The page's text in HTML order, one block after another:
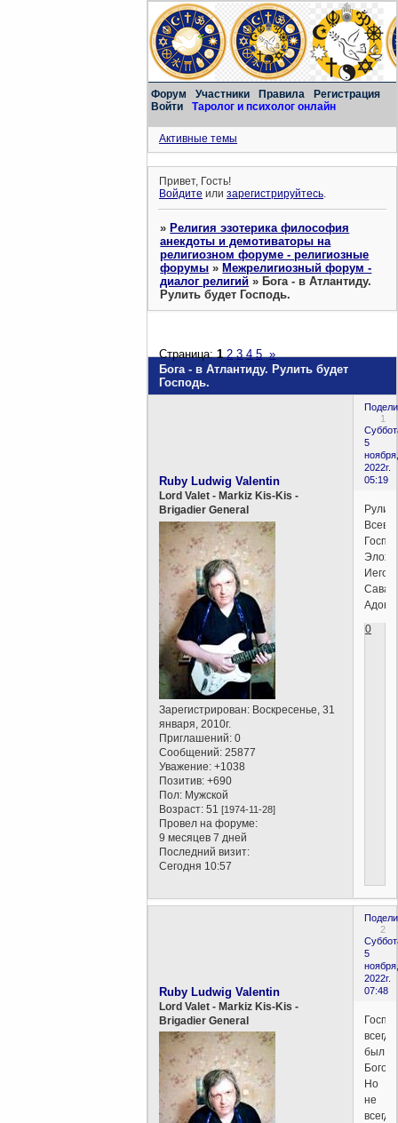
Форум Участники Правила
Регистрация
Войти
Таролог и психолог онлайн
Активные темы
Привет, Гость!
Войдите илизарегистрируйтесь.
»Религия эзотерика философия
анекдоты и демотиваторы на
религиозном форуме - религиозные
форумы »Межрелигиозный форум -
диалог религий »Бога - в Атлантиду.
Рулить будет Господь.
Бога - в Атлантиду. Рулить будет
Господь.
Страница:1 2 3 4 5 »
1
5
ноября,
2022г.
05:19
Ruby Ludwig Valentin
Lord Valet - Markiz Kis-Kis -
Brigadier General
Зарегистрирован: Воскресенье, 31
января, 2010г.
Приглашений: 0
Сообщений: 25877
Уважение: +1038
Позитив: +690
Пол: Мужской
Возраст: 51[1974-11-28]
Провел на форуме:
9 месяцев 7 дней
Последний визит:
Сегодня 10:57
Рулит
0
2
5
ноября,
2022г.
07:48
Ruby Ludwig Valentin
Lord Valet - Markiz Kis-Kis -
Brigadier General
всегда
был
Богом.
Но
не
всегда